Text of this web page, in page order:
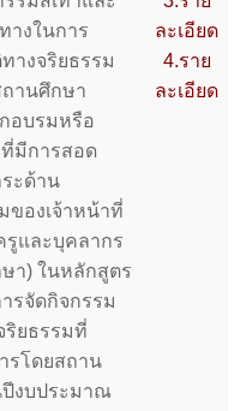
างในการ
างจริยธรรม
านศึกษา
อบรมหรือ
มีการสอด
ะด้าน
ของเจ้าหน้าที่
รูและบุคลากร
า) ในหลักสูตร
รจัดกิจกรรม
ริยธรรมที่
รโดยสถาน
งบประมาณ
ละเอียด
4.ราย
ละเอียด